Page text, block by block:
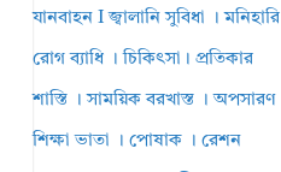
যানবাহন I জ্বালানি সুবিধা । মনিহারি
রোগ ব্যাধি । চিকিৎসা। প্রতিকার
শাস্তি । সাময়িক বরখাস্ত । অপসারণ
শিক্ষা ভাতা । পোষাক । রেশন